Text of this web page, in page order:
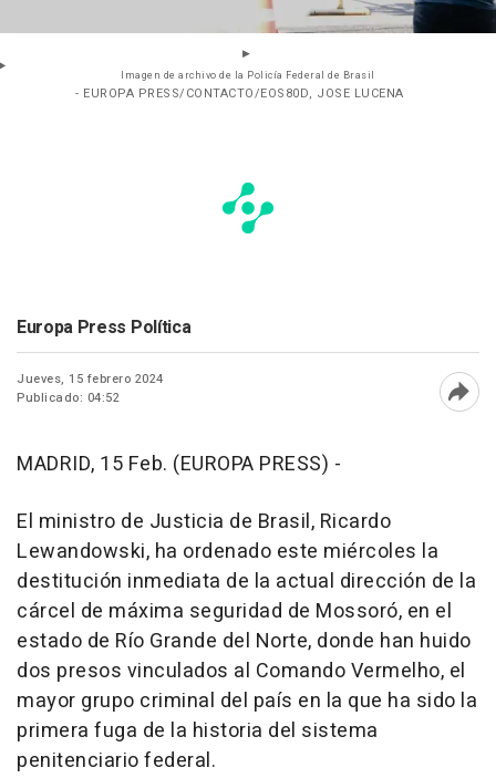
Imagen de archivo de la Policía Federal de Brasil
- EUROPA PRESS/CONTACTO/EOS80D, JOSE LUCENA
Europa Press Política
Jueves, 15 febrero 2024
Publicado: 04:52
MADRID, 15 Feb. (EUROPA PRESS) -
El ministro de Justicia de Brasil, Ricardo
Lewandowski, ha ordenado este miércoles la
destitución inmediata de la actual dirección de la
cárcel de máxima seguridad de Mossoró, en el
estado de Río Grande del Norte, donde han huido
dos presos vinculados al Comando Vermelho, el
mayor grupo criminal del país en la que ha sido la
primera fuga de la historia del sistema
penitenciario federal.